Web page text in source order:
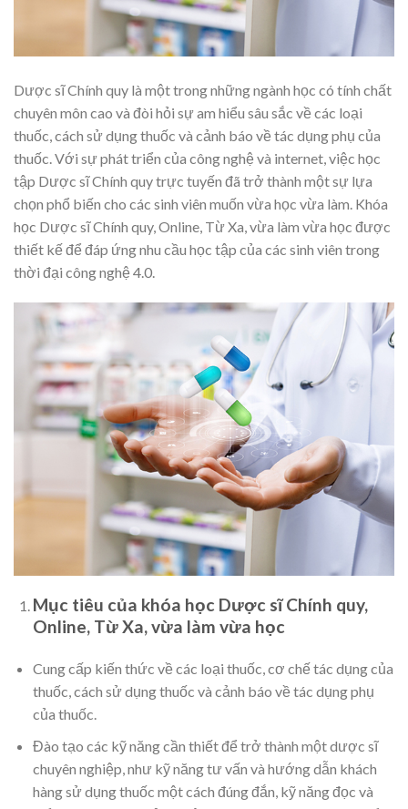
Dược sĩ Chính quy là một trong những ngành học có tính chất
chuyên môn cao và đòi hỏi sự am hiểu sâu sắc về các loại
thuốc, cách sử dụng thuốc và cảnh báo về tác dụng phụ của
thuốc. Với sự phát triển của công nghệ và internet, việc học
tập Dược sĩ Chính quy trực tuyến đã trở thành một sự lựa
chọn phổ biến cho các sinh viên muốn vừa học vừa làm. Khóa
học Dược sĩ Chính quy, Online, Từ Xa, vừa làm vừa học được
thiết kế để đáp ứng nhu cầu học tập của các sinh viên trong
thời đại công nghệ 4.0.
Mục tiêu của khóa học Dược sĩ Chính quy,
Online, Từ Xa, vừa làm vừa học
Cung cấp kiến thức về các loại thuốc, cơ chế tác dụng của
thuốc, cách sử dụng thuốc và cảnh báo về tác dụng phụ
của thuốc.
Đào tạo các kỹ năng cần thiết để trở thành một dược sĩ
chuyên nghiệp, như kỹ năng tư vấn và hướng dẫn khách
hàng sử dụng thuốc một cách đúng đắn, kỹ năng đọc và